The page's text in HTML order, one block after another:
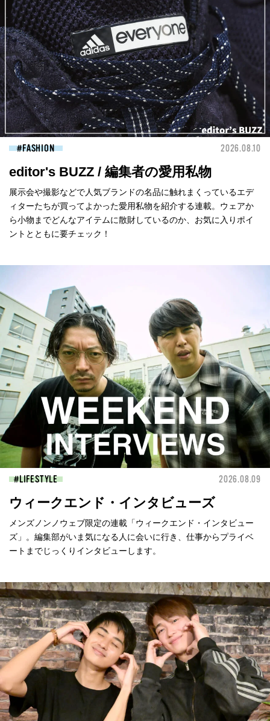
FASHION 2026.08.10
editor's BUZZ / 編集者の愛用私物
展示会や撮影などで人気ブランドの名品に触れまくっているエデ
ィターたちが買ってよかった愛用私物を紹介する連載。ウェアか
ら小物までどんなアイテムに散財しているのか、お気に入りポイ
ントとともに要チェック！
LIFESTYLE 2026.08.09
ウィークエンド・インタビューズ
メンズノンノウェブ限定の連載「ウィークエンド・インタビュー
ズ」。編集部がいま気になる人に会いに行き、仕事からプライベ
ートまでじっくりインタビューします。